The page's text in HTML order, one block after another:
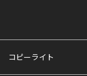
コピーライト